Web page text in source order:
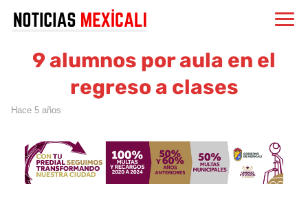
9 alumnos por aula en el
regreso a clases
hace 5 años